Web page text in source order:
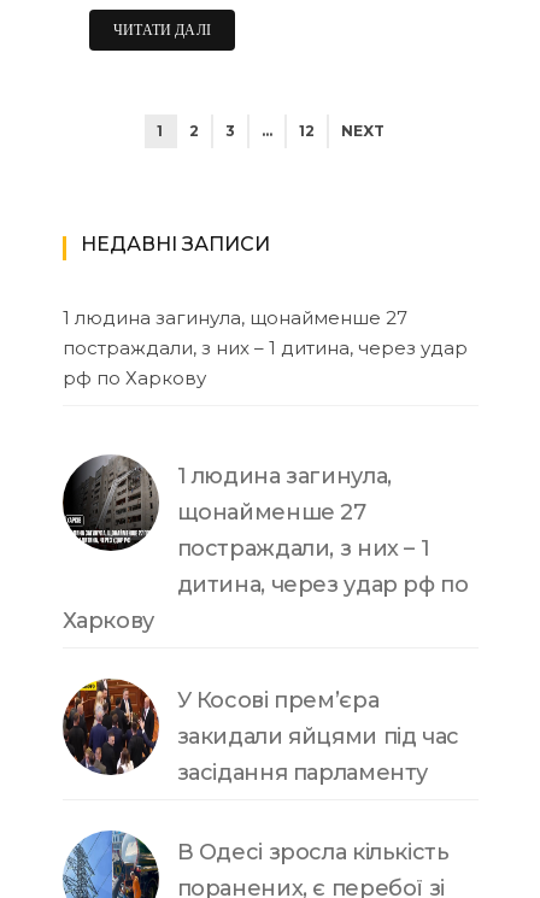
ЧИТАТИ ДАЛІ
1 2 3 … 12 NEXT
НЕДАВНІ ЗАПИСИ
1 людина загинула, щонайменше 27
постраждали, з них – 1 дитина, через удар
рф по Харкову
1 людина загинула,
щонайменше 27
постраждали, з них – 1
дитина, через удар рф по
Харкову
У Косові прем’єра
закидали яйцями під час
засідання парламенту
В Одесі зросла кількість
поранених, є перебої зі